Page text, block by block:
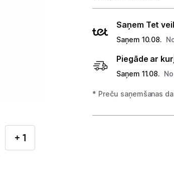
Sadzīves tehnika
Kafijas pagatavošana
+ 1
Piegādes
veidi
Saņem Tet
Saņem 10.08.
Piegāde ar
Saņem 11.08.
* Preču saņemšanas